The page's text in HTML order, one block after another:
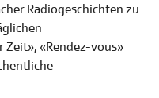
Radiogeschichten zu
«Rendez-vous»